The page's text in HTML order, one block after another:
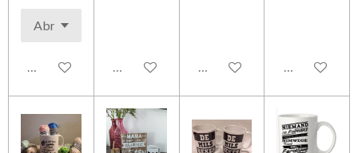
In winkelwagen In winkelwagen In winkelwagen In